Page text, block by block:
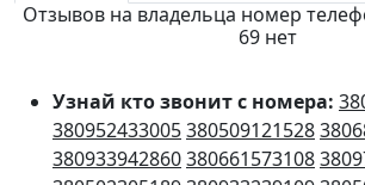
Отзывов на владельца номер
69 нет
Узнай кто звонит с номера:
380952433005380509121528
380933942860380661573108